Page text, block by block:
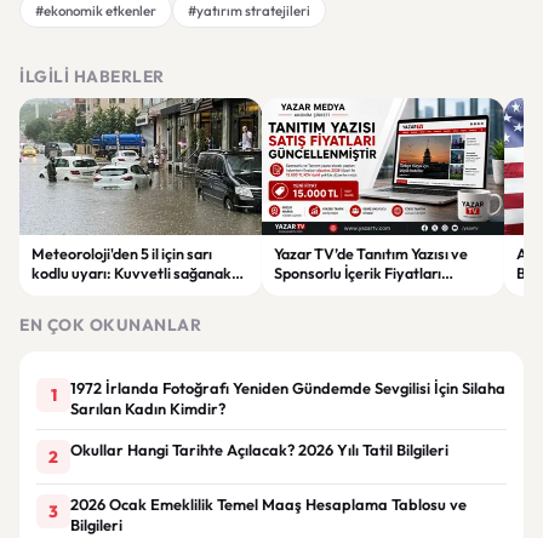
#ekonomik etkenler
#yatırım stratejileri
İLGILI HABERLER
Meteoroloji'den 5 il için sarı
kodlu uyarı: Kuvvetli sağanak
Yazar TV’de Tanıtım Yazısı ve
Sponsorlu İçerik Fiyatları
EN ÇOK OKUNANLAR
1
1972 İrlanda Fotoğrafı Yeniden Gündemde Sevgilisi İçin Silaha
Sarılan Kadın Kimdir?
2 Okullar Hangi Tarihte Açılacak? 2026 Yılı Tatil Bilgileri
3
2026 Ocak Emeklilik Temel Maaş Hesaplama Tablosu ve
Bilgileri